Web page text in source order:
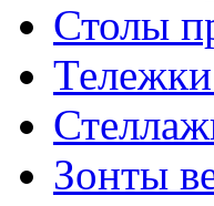
Столы
Зонты